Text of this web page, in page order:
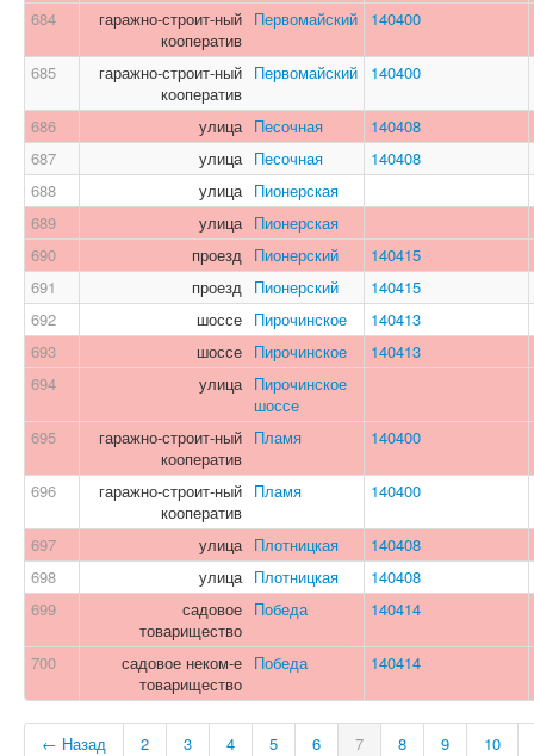
684
гаражно-строит-ный
кооператив
Первомайский 140400
685
гаражно-строит-ный
кооператив
Первомайский 140400
686 улица Песочная
140408
687
улица Песочная
140408
688
улица Пионерская
689
улица Пионерская
690
проезд Пионерский
140415
691
проезд Пионерский
140415
692
шоссе Пирочинское
140413
693
шоссе Пирочинское
140413
694
улица Пирочинское
шоссе
695
гаражно-строит-ный
кооператив
Пламя 140400
696
гаражно-строит-ный
кооператив
Пламя 140400
697 улица Плотницкая
140408
698
улица Плотницкая
140408
699
садовое
товарищество
Победа 140414
700
садовое неком-е
товарищество
Победа 140414
← Назад 2 3 4 5 6 7 8 9 10